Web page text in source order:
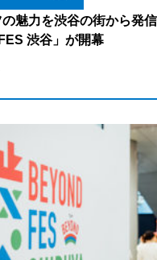
魅力を渋谷の街から発信
渋谷」が開幕